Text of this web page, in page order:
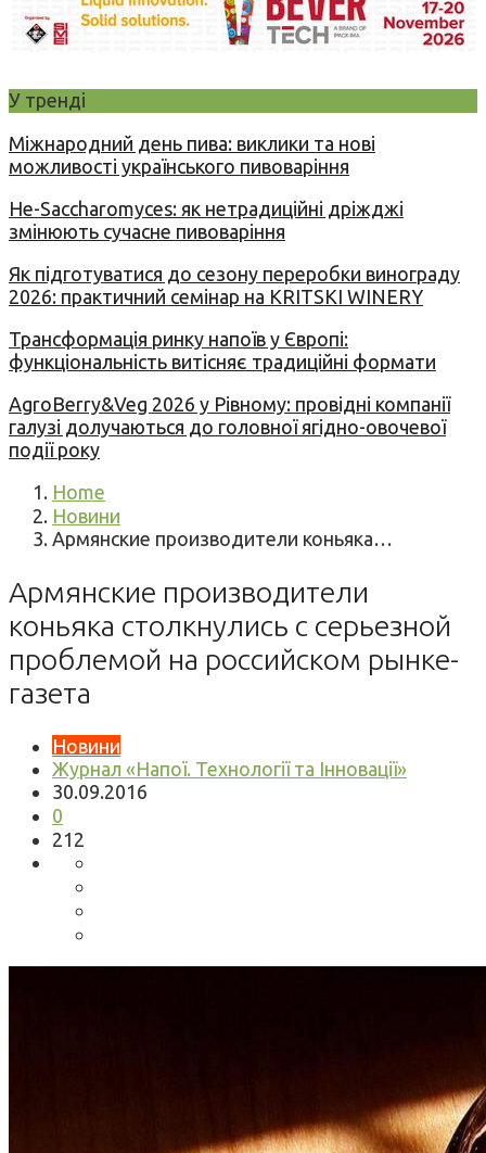
У тренді
Міжнародний день пива: виклики та нові
можливості українського пивоваріння
Не-Saccharomyces: як нетрадиційні дріжджі
змінюють сучасне пивоваріння
Як підготуватися до сезону переробки винограду
2026: практичний семінар на KRITSKI WINERY
Трансформація ринку напоїв у Європі:
функціональність витісняє традиційні формати
AgroBerry&Veg 2026 у Рівному: провідні компанії
галузі долучаються до головної ягідно-овочевої
події року
Home
Новини
Армянские производители коньяка…
Армянские производители
коньяка столкнулись с серьезной
проблемой на российском рынке-
газета
Новини
Журнал «Напої. Технології та Інновації»
30.09.2016
0
212